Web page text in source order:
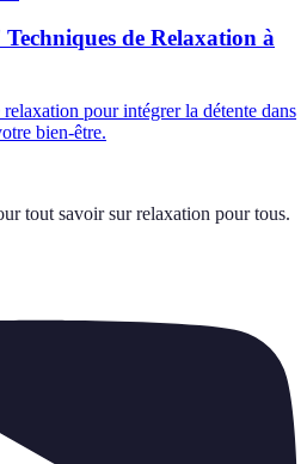
de Relaxation à
pour intégrer la détente dans
bien-être.
tout savoir sur relaxation pour tous.